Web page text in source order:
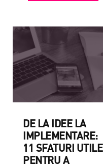
DE LA IDEE LA
IMPLEMENTARE:
11 SFATURI UTILE
PENTRU A